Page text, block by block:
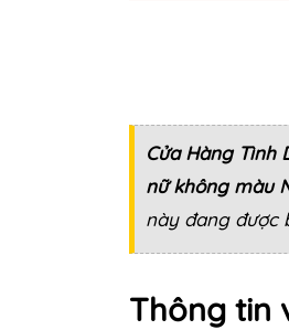
Cửa Hàng Tình
nữ không màu
này đang được
Thông tin